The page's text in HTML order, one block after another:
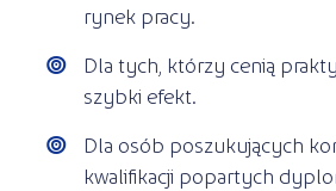
rynek pracy.
Dla tych, którzy cenią
szybki efekt.
Dla osób poszukujących
kwalifikacji popartych